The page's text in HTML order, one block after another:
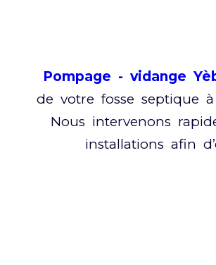
Pompage - vidange
de votre fosse septique
Nous intervenons
installations afin